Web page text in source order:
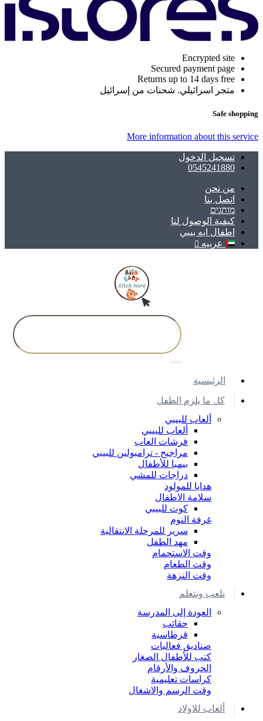
Encrypted site
Secured payment page
Returns up to 14 days free
متجر اسرائيلي. شحنات من إسرائيل
Safe shopping
More information about this service
تسجيل الدخول
0545241880
ﻣﻦ ﻧﺤﻦ
اتصل بنا
מותגים
كيفية الوصول لنا
اطفال ايه بيبي
عربيه
اﻟﺮﺋﻴﺴﻴﺔ
كل ما يلزم الطفل
ألعاب للبيبي
ألعاب للبيبي
فرشات العاب
مراجيح - ترامبولين للبيبي
بيمبا للأطفال
دراجات للمشي
هدايا للمولود
سلامة الاطفال
كوت للبيبي
غرفة النوم
سرير للمرحلة الانتقالية
مهد الطفل
وقت الاستحمام
وقت الطعام
وقت النزهة
نلعب ونتعلم
العودة إلى المدرسة
حقائب
قرطاسية
صناديق فعاليات
كتب للأطفال الصغار
الحروف والأرقام
كراسات تعليمية
وقت الرسم والاشغال
ألعاب للاولاد